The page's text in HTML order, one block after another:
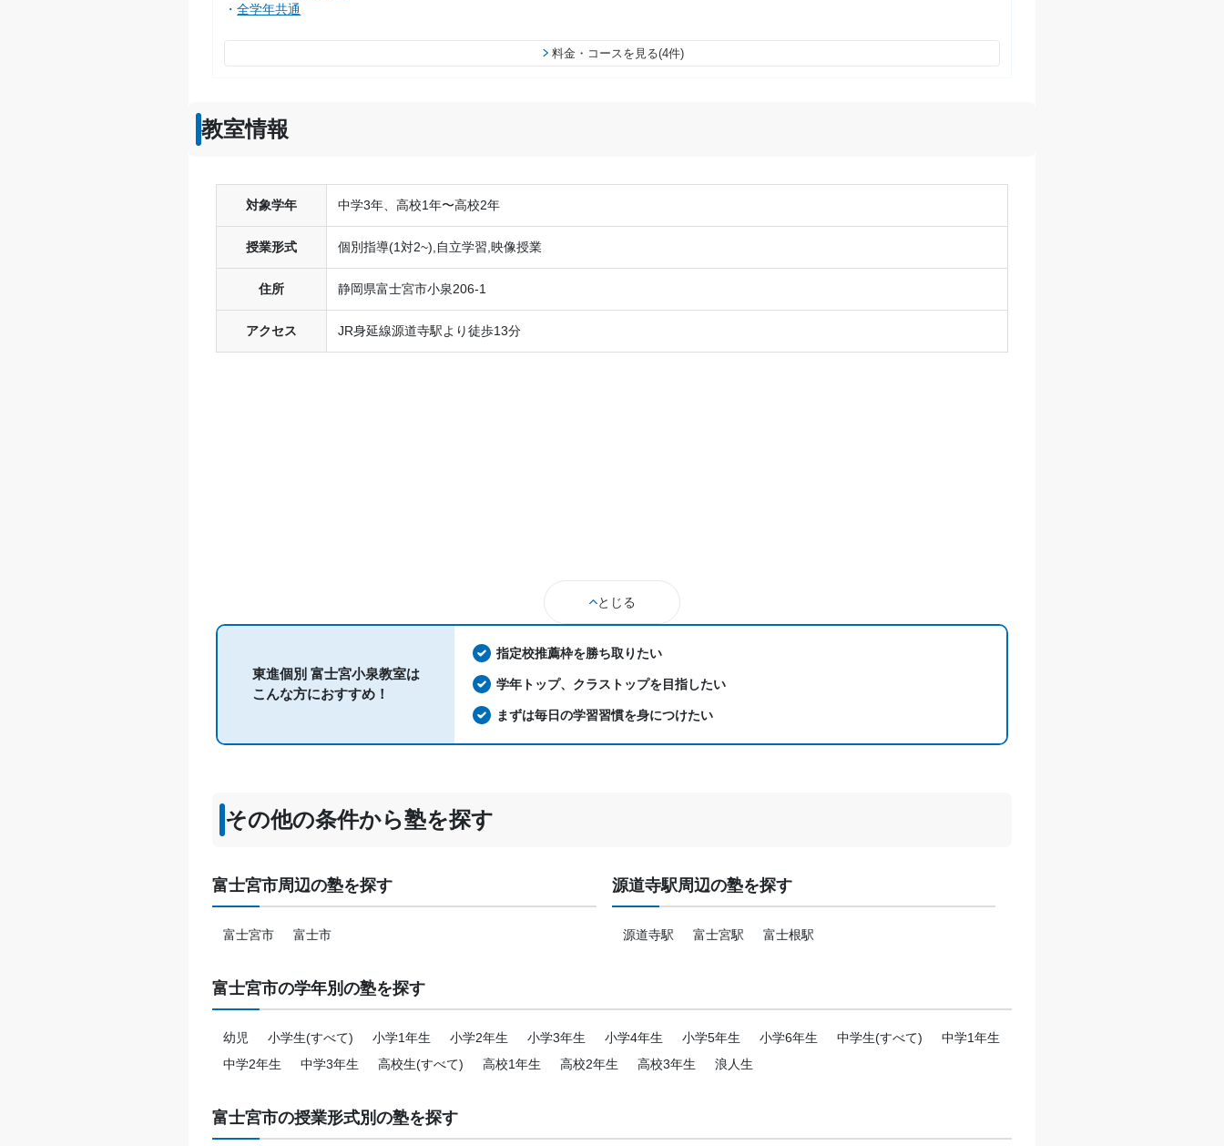
全学年共通
料金・コースを見る(4件)
教室情報
対象学年 中学3年、高校1年〜高校2年
授業形式 個別指導(1対2~),自立学習,映像授業
住所 静岡県富士宮市小泉206-1
アクセス JR身延線源道寺駅より徒歩13分
とじる
東進個別 富士宮小泉教室は
こんな方におすすめ！
指定校推薦枠を勝ち取りたい
学年トップ、クラストップを目指したい
まずは毎日の学習習慣を身につけたい
その他の条件から塾を探す
富士宮市周辺の塾を探す
富士宮市 富士市
源道寺駅周辺の塾を探す
源道寺駅 富士宮駅 富士根駅
富士宮市の学年別の塾を探す
幼児 小学生(すべて) 小学1年生 小学2年生 小学3年生 小学4年生 小学5年生 小学6年生 中学生(すべて)
中学1年生
中学2年生
中学3年生 高校生(すべて) 高校1年生 高校2年生 高校3年生 浪人生
富士宮市の授業形式別の塾を探す